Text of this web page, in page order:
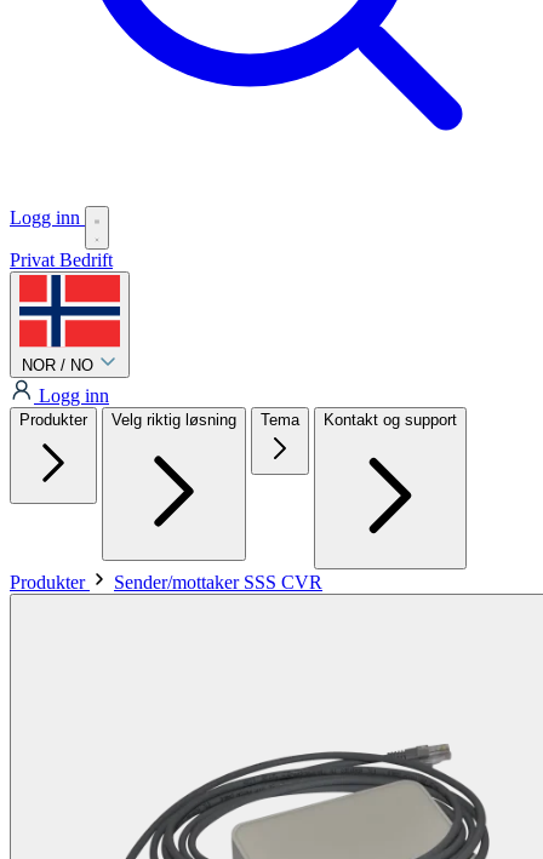
Logg inn
Privat Bedrift
NOR / NO
Logg inn
Produkter Velg riktig løsning Tema Kontakt og support
Produkter Sender/mottaker SSS CVR